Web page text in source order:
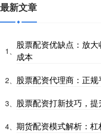
最新文章
1、
股票配资优缺点：放
成本
2、 股票配资代理商：正
3、 股票配资打新技巧，
4、 期货配资模式解析：